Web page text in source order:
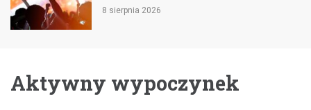
8 sierpnia 2026
Aktywny wypoczynek